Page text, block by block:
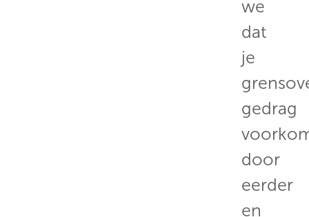
we
dat
je
gedrag
door
eerder
en